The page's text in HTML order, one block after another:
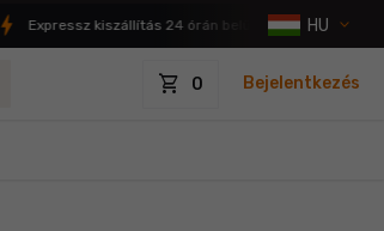
Expressz kiszállítás 24 órán belül 4.9/5
HU
shopping_cart 0 Bejelentkezés